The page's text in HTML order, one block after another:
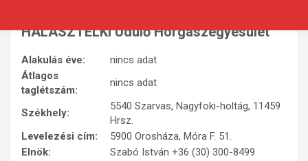
HALÁSZTELKI Üdülő Horgászegyesület
Alakulás éve:
nincs adat
Átlagos
taglétszám:
nincs adat
Székhely:
5540 Szarvas, Nagyfoki-holtág, 11459
Hrsz.
Levelezési cím:
5900 Orosháza, Móra F. 51.
Elnök:
Szabó István +36 (30) 300-8499